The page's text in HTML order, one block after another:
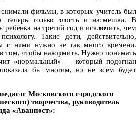
фильмы, в которых учитель был
теперь только злость и насмешки. В
ребёнка на третий год и исключить, чем
Такие дети, действительно,
с ними нужно не так много времени.
в том, чтобы накормить. Нужно понимать
«нормальный» — который подогнан
бы многим, но не всем будет
Московского городского
творчества, руководитель
«Аванпост»: